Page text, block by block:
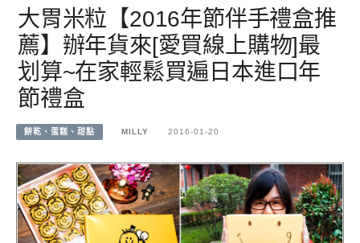
大胃米粒【2016年節伴手禮盒推
薦】辦年貨來[愛買線上購物]最
划算~在家輕鬆買遍日本進口年
節禮盒
餅乾、蛋糕、甜點 MILLY 2016-01-20